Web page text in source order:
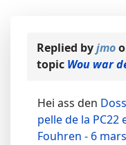
Replied byjmo
topic Wou war
Hei ass den
pelle de la
Fouhren - 6